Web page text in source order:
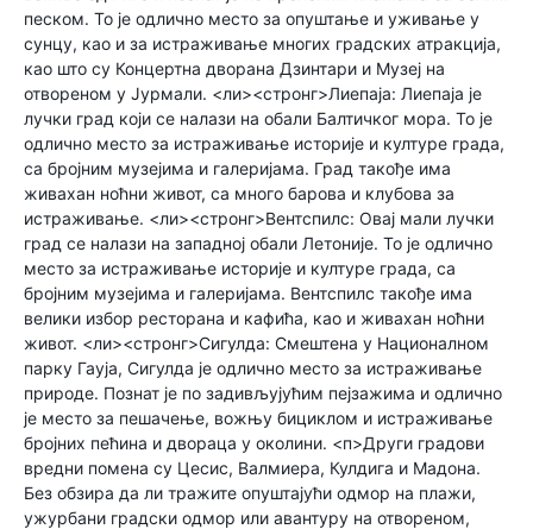
песком. То је одлично место за опуштање и уживање у
сунцу, као и за истраживање многих градских атракција,
као што су Концертна дворана Дзинтари и Музеј на
отвореном у Јурмали. <ли><стронг>Лиепаја: Лиепаја је
лучки град који се налази на обали Балтичког мора. То је
одлично место за истраживање историје и културе града,
са бројним музејима и галеријама. Град такође има
живахан ноћни живот, са много барова и клубова за
истраживање. <ли><стронг>Вентспилс: Овај мали лучки
град се налази на западној обали Летоније. То је одлично
место за истраживање историје и културе града, са
бројним музејима и галеријама. Вентспилс такође има
велики избор ресторана и кафића, као и живахан ноћни
живот. <ли><стронг>Сигулда: Смештена у Националном
парку Гауја, Сигулда је одлично место за истраживање
природе. Познат је по задивљујућим пејзажима и одлично
је место за пешачење, вожњу бициклом и истраживање
бројних пећина и двораца у околини. <п>Други градови
вредни помена су Цесис, Валмиера, Кулдига и Мадона.
Без обзира да ли тражите опуштајући одмор на плажи,
ужурбани градски одмор или авантуру на отвореном,